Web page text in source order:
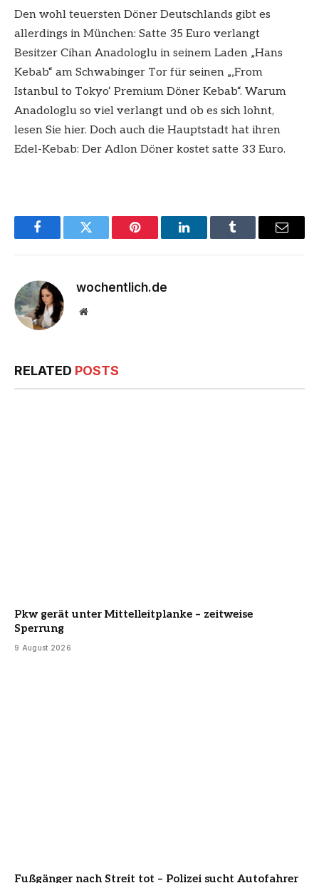
Den wohl teuersten Döner Deutschlands gibt es
allerdings in München: Satte 35 Euro verlangt
Besitzer Cihan Anadologlu in seinem Laden „Hans
Kebab“ am Schwabinger Tor für seinen „‚From
Istanbul to Tokyo‘ Premium Döner Kebab“. Warum
Anadologlu so viel verlangt und ob es sich lohnt,
lesen Sie hier. Doch auch die Hauptstadt hat ihren
Edel-Kebab: Der Adlon Döner kostet satte 33 Euro.
FacebookTwitter Pinterest LinkedInTumblr Email
wochentlich.de
Website
RELATED POSTS
Pkw gerät unter Mittelleitplanke – zeitweise
Sperrung
9 August 2026
Fußgänger nach Streit tot – Polizei sucht Autofahrer